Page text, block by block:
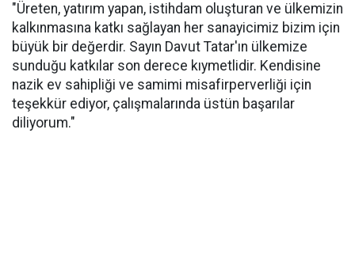
"Üreten, yatırım yapan, istihdam oluşturan ve ülkemizin
kalkınmasına katkı sağlayan her sanayicimiz bizim için
büyük bir değerdir. Sayın Davut Tatar'ın ülkemize
sunduğu katkılar son derece kıymetlidir. Kendisine
nazik ev sahipliği ve samimi misafirperverliği için
teşekkür ediyor, çalışmalarında üstün başarılar
diliyorum."